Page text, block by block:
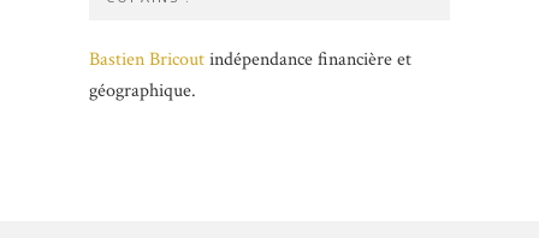
Bastien Bricoutindépendance financière et
géographique.